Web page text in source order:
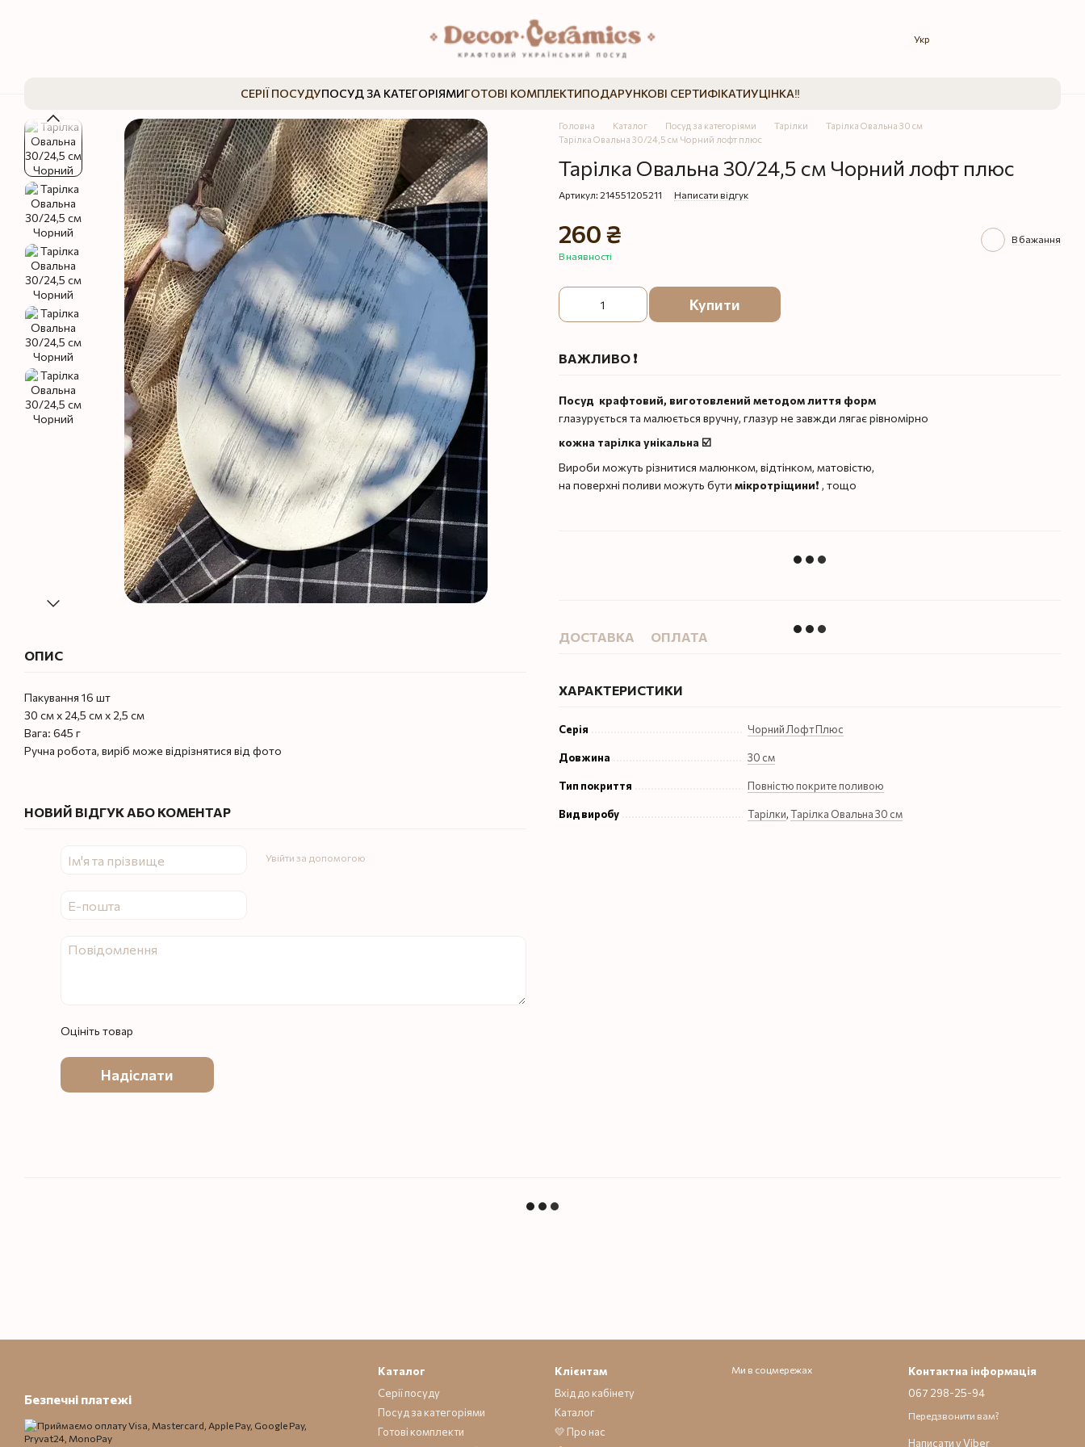
Укр
СЕРІЇ ПОСУДУПОСУД ЗА КАТЕГОРІЯМИГОТОВІ КОМПЛЕКТИПОДАРУНКОВІ СЕРТИФІКАТИУЦІНКА‼️
ОПИС
Пакування 16 шт
30 см х 24,5 см х 2,5 см
Вага: 645 г
Ручна робота, виріб може відрізнятися від фото
НОВИЙ ВІДГУК АБО КОМЕНТАР
Увійти за допомогою
Оцініть товар
Надіслати
Головна Каталог Посуд за категоріями Тарілки
Тарілка Овальна 30 см
Тарілка Овальна 30/24,5 см Чорний лофт плюс
Тарілка Овальна 30/24,5 см Чорний лофт плюс
Артикул: 214551205211 Написати відгук
260 ₴
В наявності
В бажання
Купити
ВАЖЛИВО ❗️
Посуд крафтовий, виготовлений методом лиття форм
глазурується та малюється вручну, глазур не завжди лягає рівномірно
кожна тарілка унікальна ☑️
Вироби можуть різнитися малюнком, відтінком, матовістю,
на поверхні поливи можуть бути мікротріщини❗️ , тощо
ДОСТАВКА ОПЛАТА
ХАРАКТЕРИСТИКИ
Серія Чорний Лофт Плюс
Довжина 30 см
Тип покриття Повністю покрите поливою
Вид виробу Тарілки,Тарілка Овальна 30 см
Безпечні платежі
Каталог
Серії посуду
Посуд за категоріями
Готові комплекти
Клієнтам
Вхід до кабінету
Каталог
💛 Про нас
Ми в соцмережах Контактна інформація
067 298-25-94
Передзвонити вам?
Написати у Viber